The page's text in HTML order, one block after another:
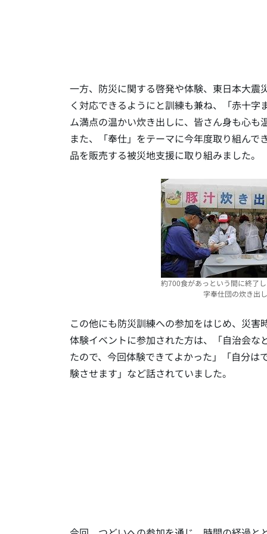
一方、防災に関する啓発や体験、東日本大
く対応できるようにと訓練も兼ね、「赤十
ム満点の温かい炊き出しに、皆さん身も心も
また、「奉仕」をテーマに今年度取り組ん
品を販売する被災地支援に取り組みました。
約700食があっという間に終了
字奉仕団の炊き出し
この他にも防災訓練への参加をはじめ、災
体験イベントに参加された方は、「自治会な
たので、今回体験できてよかった」「自分
験させます」など話されていました。